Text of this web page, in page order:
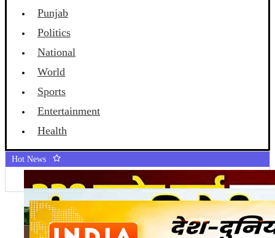
Punjab
Politics
National
World
Sports
Entertainment
Health
Hot News